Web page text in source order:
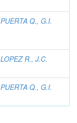
PUERTA Q., G.I.
LOPEZ R., J.C.
PUERTA Q., G.I.